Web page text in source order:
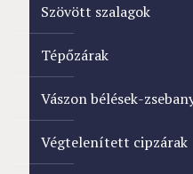
Szövött szalagok
Tépőzárak
Vászon bélések-
Végtelenített cipzárak